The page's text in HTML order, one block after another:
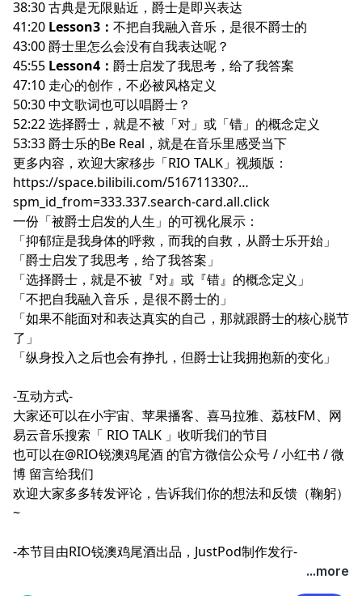
38:30 古典是无限贴近，爵士是即兴表达
41:20 Lesson3： 不把自我融入音乐，是很不爵士的
43:00 爵士里怎么会没有自我表达呢？
45:55 Lesson4： 爵士启发了我思考，给了我答案
47:10 走心的创作，不必被风格定义
50:30 中文歌词也可以唱爵士？
52:22 选择爵士，就是不被「对」或「错」的概念定义
53:33 爵士乐的Be Real，就是在音乐里感受当下
更多内容，欢迎大家移步「RIO TALK」视频版：
https://space.bilibili.com/516711330?
spm_id_from=333.337.search-card.all.click
一份「被爵士启发的人生」的可视化展示：
「抑郁症是我身体的呼救，而我的自救，从爵士乐开始」
「爵士启发了我思考，给了我答案」
「选择爵士，就是不被『对』或『错』的概念定义」
「不把自我融入音乐，是很不爵士的」
「如果不能面对和表达真实的自己，那就跟爵士的核心脱节
了」
「纵身投入之后也会有挣扎，但爵士让我拥抱新的变化」
-互动方式-
大家还可以在小宇宙、苹果播客、喜马拉雅、荔枝FM、网
易云音乐搜索「 RIO TALK 」收听我们的节目
也可以在@RIO锐澳鸡尾酒 的官方微信公众号 /小红书 /微
博 留言给我们
欢迎大家多多转发评论，告诉我们你的想法和反馈（鞠躬）
~
-本节目由RIO锐澳鸡尾酒出品，JustPod制作发行-
...more